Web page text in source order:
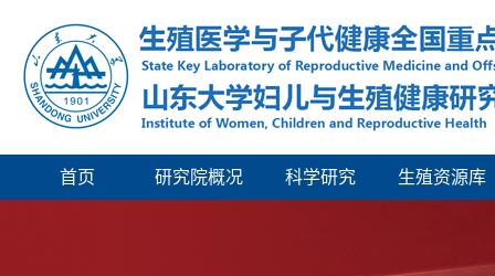
首页 研究院概况 科学研究 生殖资源库